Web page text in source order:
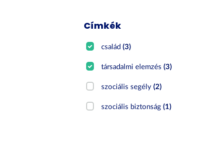
Címkék
család(3)
társadalmi elemzés(3)
szociális segély(2)
szociális biztonság(1)